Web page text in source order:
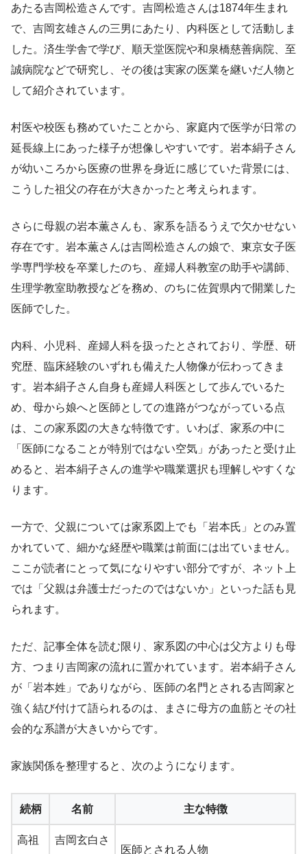
あたる吉岡松造さんです。吉岡松造さんは1874年生まれ
で、吉岡玄雄さんの三男にあたり、内科医として活動しま
した。済生学舎で学び、順天堂医院や和泉橋慈善病院、至
誠病院などで研究し、その後は実家の医業を継いだ人物と
して紹介されています。
村医や校医も務めていたことから、家庭内で医学が日常の
延長線上にあった様子が想像しやすいです。岩本絹子さん
が幼いころから医療の世界を身近に感じていた背景には、
こうした祖父の存在が大きかったと考えられます。
さらに母親の岩本薫さんも、家系を語るうえで欠かせない
存在です。岩本薫さんは吉岡松造さんの娘で、東京女子医
学専門学校を卒業したのち、産婦人科教室の助手や講師、
生理学教室助教授などを務め、のちに佐賀県内で開業した
医師でした。
内科、小児科、産婦人科を扱ったとされており、学歴、研
究歴、臨床経験のいずれも備えた人物像が伝わってきま
す。岩本絹子さん自身も産婦人科医として歩んでいるた
め、母から娘へと医師としての進路がつながっている点
は、この家系図の大きな特徴です。いわば、家系の中に
「医師になることが特別ではない空気」があったと受け止
めると、岩本絹子さんの進学や職業選択も理解しやすくな
ります。
一方で、父親については家系図上でも「岩本氏」とのみ置
かれていて、細かな経歴や職業は前面には出ていません。
ここが読者にとって気になりやすい部分ですが、ネット上
では「父親は弁護士だったのではないか」といった話も見
られます。
ただ、記事全体を読む限り、家系図の中心は父方よりも母
方、つまり吉岡家の流れに置かれています。岩本絹子さん
が「岩本姓」でありながら、医師の名門とされる吉岡家と
強く結び付けて語られるのは、まさに母方の血筋とその社
会的な系譜が大きいからです。
家族関係を整理すると、次のようになります。
続柄 名前 主な特徴
高祖
吉岡玄白さ
医師とされる人物